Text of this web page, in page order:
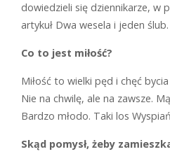
dowiedzieli się dziennikarze, w
artykuł Dwa wesela i jeden ślub.
Co to jest miłość?
Miłość to wielki pęd i chęć
Nie na chwilę, ale na ­zawsze.
Bardzo młodo. Taki los
Skąd pomysł, żeby